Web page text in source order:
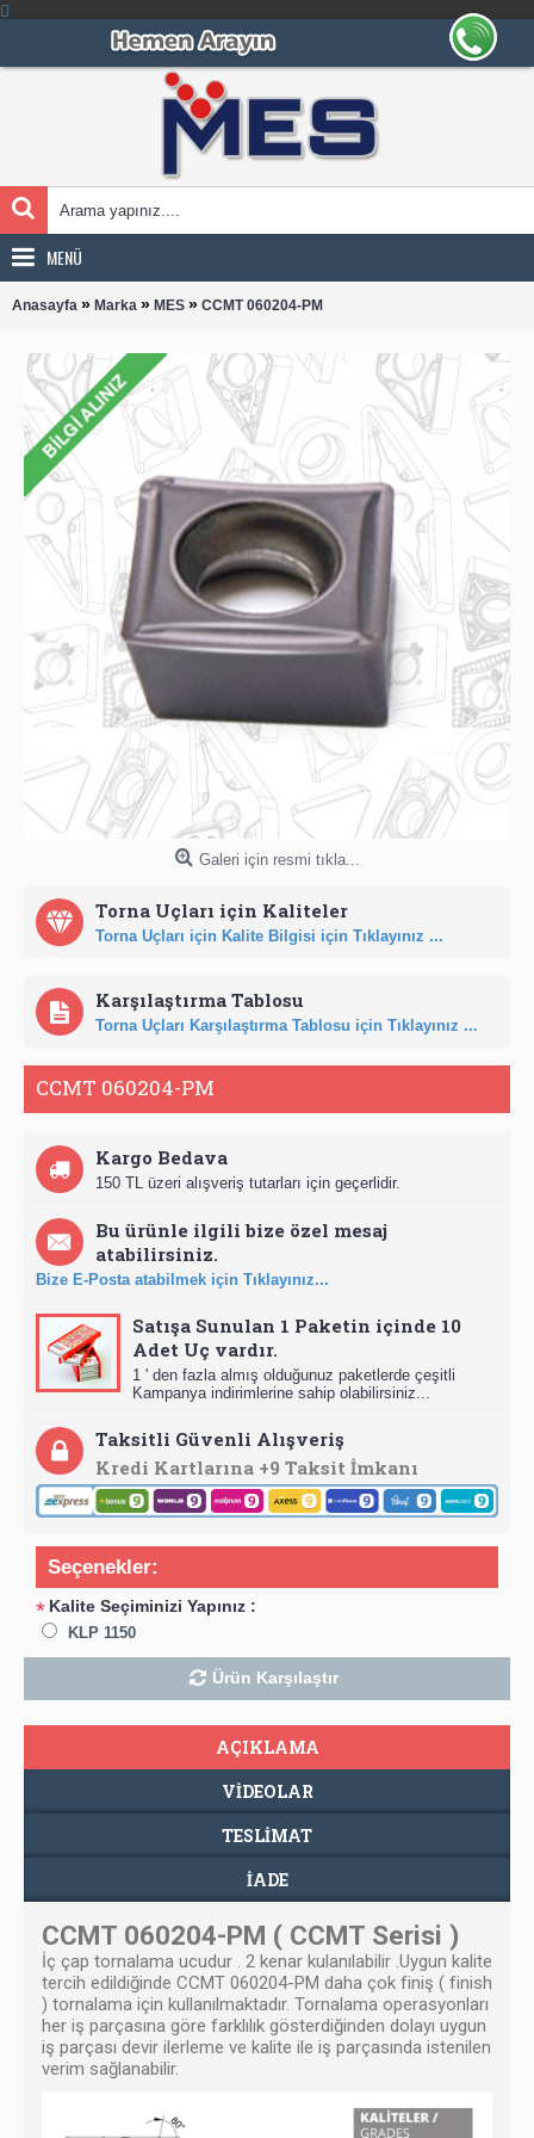
MENÜ
Anasayfa » Marka » MES » CCMT 060204-PM
Galeri için resmi tıkla...
Torna Uçları için Kaliteler
Torna Uçları için Kalite Bilgisi için Tıklayınız ...
Karşılaştırma Tablosu
Torna Uçları Karşılaştırma Tablosu için Tıklayınız ...
CCMT 060204-PM
Kargo Bedava
150 TL üzeri alışveriş tutarları için geçerlidir.
Bu ürünle ilgili bize özel mesaj
atabilirsiniz.
Bize E-Posta atabilmek için Tıklayınız...
Satışa Sunulan 1 Paketin içinde 10
Adet Uç vardır.
1 ' den fazla almış olduğunuz paketlerde çeşitli
Kampanya indirimlerine sahip olabilirsiniz...
Taksitli Güvenli Alışveriş
Kredi Kartlarına +9 Taksit İmkanı
Seçenekler:
* Kalite Seçiminizi Yapınız :
KLP 1150
Ürün Karşılaştır
AÇIKLAMA
VIDEOLAR
TESLIMAT
İADE
CCMT 060204-PM ( CCMT Serisi )
İç çap tornalama ucudur . 2 kenar kulanılabilir .Uygun kalite
tercih edildiğinde CCMT 060204-PM daha çok finiş ( finish
) tornalama için kullanılmaktadır. Tornalama operasyonları
her iş parçasına göre farklılık gösterdiğinden dolayı uygun
iş parçası devir ilerleme ve kalite ile iş parçasında istenilen
verim sağlanabilir.